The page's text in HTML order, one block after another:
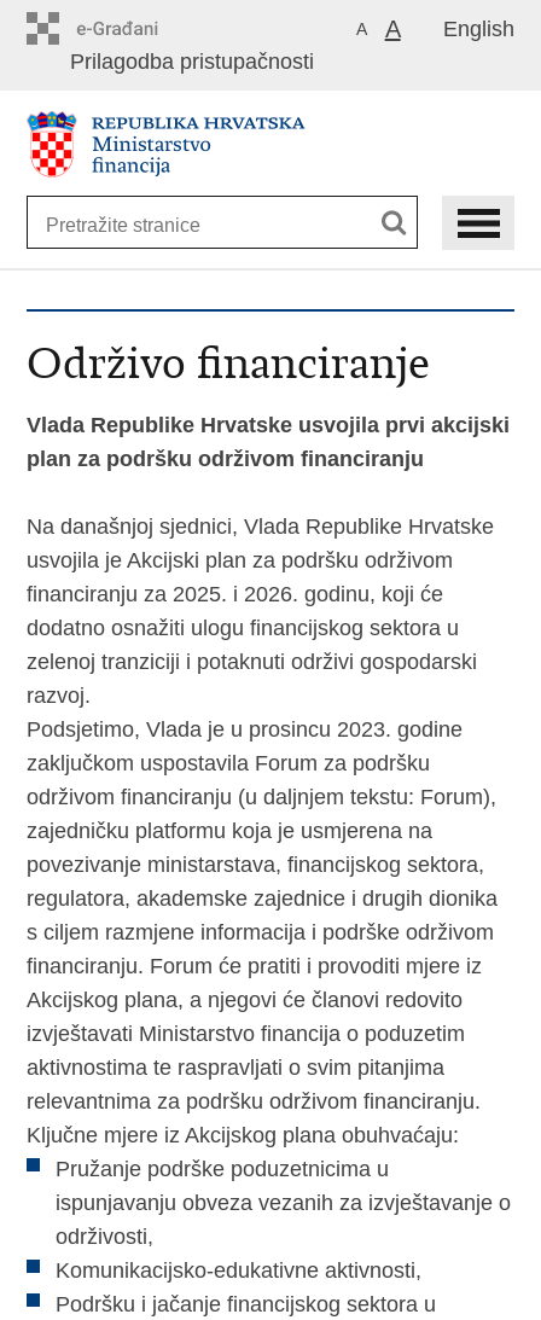
sadržaj
English
A A
Prilagodba pristupačnosti
Održivo financiranje
Vlada Republike Hrvatske usvojila prvi akcijski
plan za podršku održivom financiranju
Na današnjoj sjednici, Vlada Republike Hrvatske
usvojila je Akcijski plan za podršku održivom
financiranju za 2025. i 2026. godinu, koji će
dodatno osnažiti ulogu financijskog sektora u
zelenoj tranziciji i potaknuti održivi gospodarski
razvoj.
Podsjetimo, Vlada je u prosincu 2023. godine
zaključkom uspostavila Forum za podršku
održivom financiranju (u daljnjem tekstu: Forum),
zajedničku platformu koja je usmjerena na
povezivanje ministarstava, financijskog sektora,
regulatora, akademske zajednice i drugih dionika
s ciljem razmjene informacija i podrške održivom
financiranju. Forum će pratiti i provoditi mjere iz
Akcijskog plana, a njegovi će članovi redovito
izvještavati Ministarstvo financija o poduzetim
aktivnostima te raspravljati o svim pitanjima
relevantnima za podršku održivom financiranju.
Ključne mjere iz Akcijskog plana obuhvaćaju:
Pružanje podrške poduzetnicima u
ispunjavanju obveza vezanih za izvještavanje o
održivosti,
Komunikacijsko-edukativne aktivnosti,
Podršku i jačanje financijskog sektora u